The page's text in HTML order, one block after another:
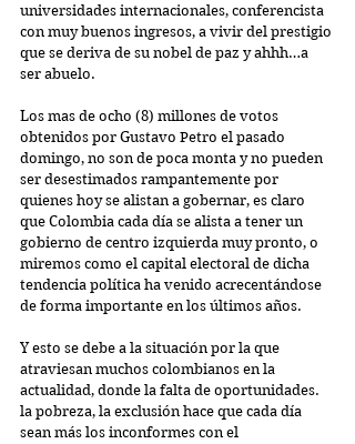
universidades internacionales, conferencista
con muy buenos ingresos, a vivir del prestigio
que se deriva de su nobel de paz y ahhh…a
ser abuelo.
Los mas de ocho (8) millones de votos
obtenidos por Gustavo Petro el pasado
domingo, no son de poca monta y no pueden
ser desestimados rampantemente por
quienes hoy se alistan a gobernar, es claro
que Colombia cada día se alista a tener un
gobierno de centro izquierda muy pronto, o
miremos como el capital electoral de dicha
tendencia política ha venido acrecentándose
de forma importante en los últimos años.
Y esto se debe a la situación por la que
atraviesan muchos colombianos en la
actualidad, donde la falta de oportunidades.
la pobreza, la exclusión hace que cada día
sean más los inconformes con el